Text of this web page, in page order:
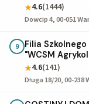
★4.6(1444)
Dowcip 4, 00-051
9
Filia
"WCSM
★4.6(141)
Długa 18/20, 00-